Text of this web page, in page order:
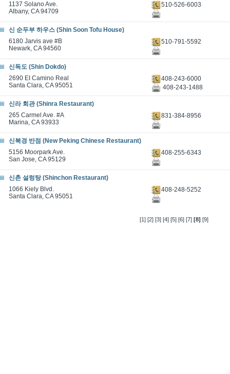
1137 Solano Ave.
Albany, CA 94709
510-526-6003
신 순두부 하우스 (Shin Soon Tofu House)
6180 Jarvis ave #B
Newark, CA 94560
510-791-5592
신독도 (Shin Dokdo)
2690 EI Camino Real
Santa Clara, CA 95051
408-243-6000
408-243-1488
신라 회관 (Shinra Restaurant)
265 Carmel Ave. #A
Marina, CA 93933
831-384-8956
신북경 반점 (New Peking Chinese Restaurant)
5156 Moorpark Ave.
San Jose, CA 95129
408-255-6343
신촌 설렁탕 (Shinchon Restaurant)
1066 Kiely Blvd.
Santa Clara, CA 95051
408-248-5252
[1] [2] [3] [4] [5] [6] [7] [8] [9]